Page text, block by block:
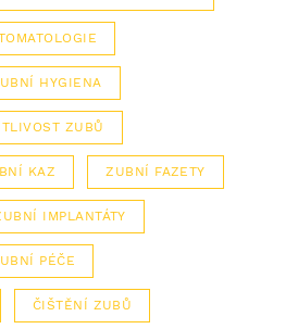
HYGIENA
ZUBŮ
KAZ ZUBNÍ FAZETY
IMPLANTÁTY
PÉČE
ČIŠTĚNÍ ZUBŮ